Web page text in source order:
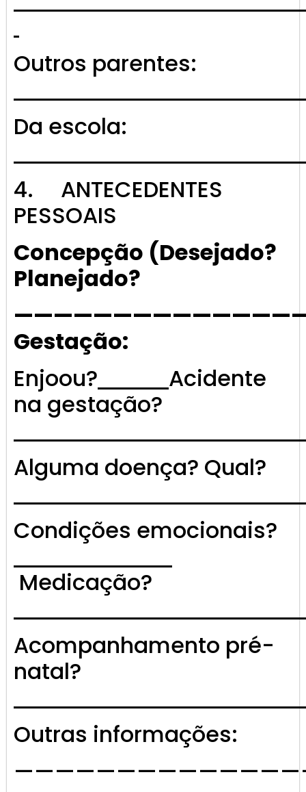
Outros parentes:
Da escola:
4. ANTECEDENTES
PESSOAIS
Concepção (Desejado?
Planejado?
Gestação:
Enjoou?
Acidente
na gestação?
Alguma doença? Qual?
Condições emocionais?
Medicação?
Acompanhamento pré-
natal?
Outras informações: